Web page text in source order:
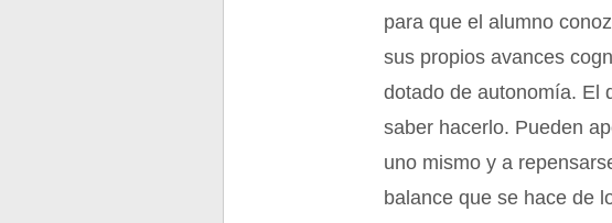
para que el alumno
sus propios avances
dotado de autonomía. El
saber hacerlo. Pueden
uno mismo y a
balance que se hace de